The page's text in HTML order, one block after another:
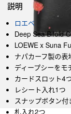
説明
ロエベ
Deep Sea Bifold
LOEWE x Suna
ナパカーフ製の表
ディープシーをモ
カードスロット4
レシート入れ1つ
スナップボタン
札入れ2つ